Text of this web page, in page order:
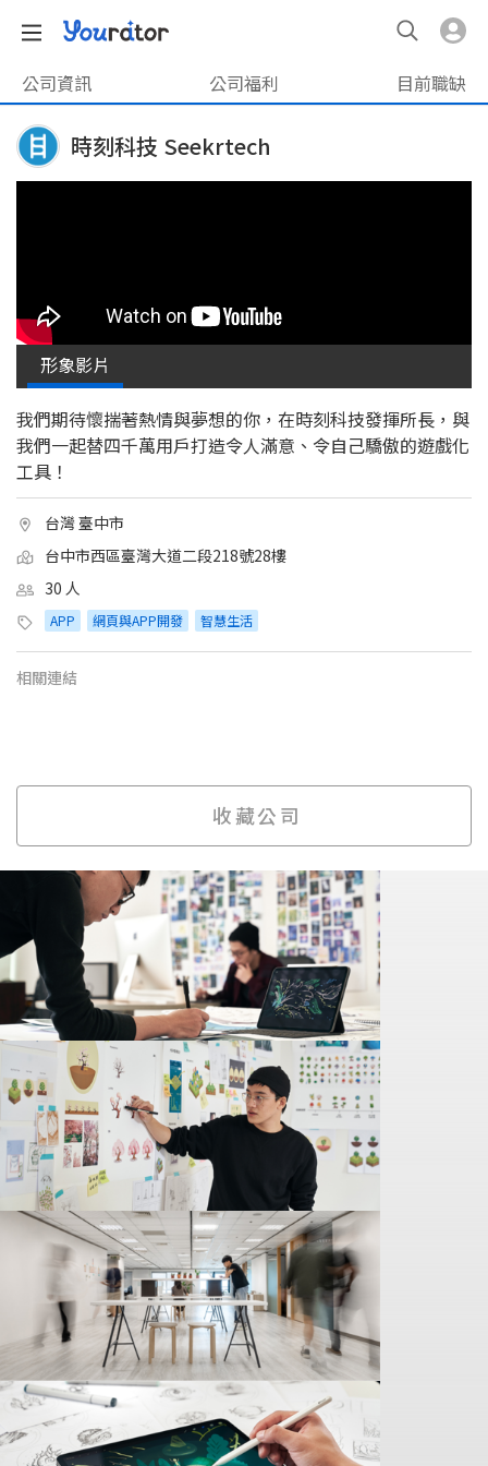
公司資訊 公司福利 目前職缺
時刻科技 Seekrtech
形象影片
我們期待懷揣著熱情與夢想的你，在時刻科技發揮所長，與
我們一起替四千萬用戶打造令人滿意、令自己驕傲的遊戲化
工具！
台灣 臺中市
台中市西區臺灣大道二段218號28樓
30 人
APP 網頁與APP開發 智慧生活
相關連結
收藏公司